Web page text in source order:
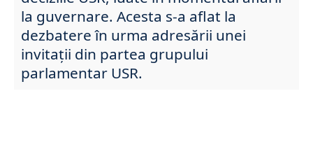
la guvernare. Acesta s-a aflat la
dezbatere în urma adresării unei
invitații din partea grupului
parlamentar USR.